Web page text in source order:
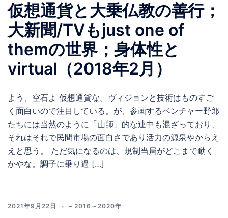
仮想通貨と大乗仏教の善行；
大新聞/TVもjust one of
themの世界；身体性と
virtual（2018年2月）
よう、空石よ 仮想通貨な。ヴィジョンと技術はものすご
く面白いので注目している。が、参画するベンチャー野郎
たちには当然のように「山師」的な連中も混ざっており、
それはそれで民間市場の面白さであり活力の源泉やからえ
えと思う。 ただ気になるのは、規制当局がどこまで動く
かやな。調子に乗り過 […]
2021年9月22日 – 2016～2020年